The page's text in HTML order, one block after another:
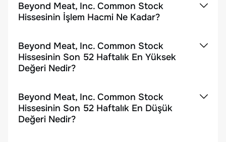
Beyond Meat, Inc. Common Stock
Hissesinin İşlem Hacmi Ne Kadar?
Beyond Meat, Inc. Common Stock
Hissesinin Son 52 Haftalık En Yüksek
Değeri Nedir?
Beyond Meat, Inc. Common Stock
Hissesinin Son 52 Haftalık En Düşük
Değeri Nedir?